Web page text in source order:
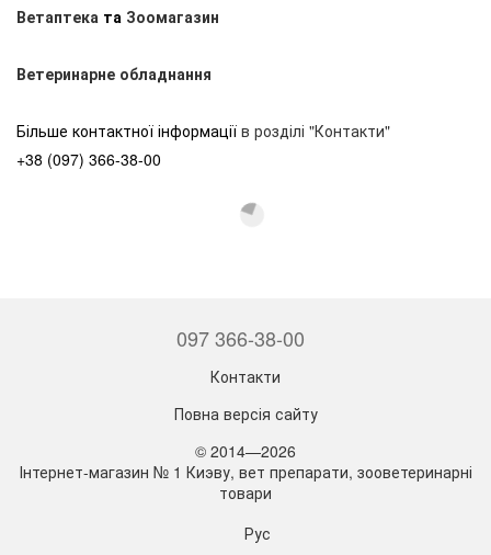
Ветаптека та Зоомагазин
Ветеринарне обладнання
Більше контактної інформації в розділі "Контакти"
+38 (097) 366-38-00
097 366-38-00
Контакти
Повна версія сайту
© 2014—2026
Інтернет-магазин № 1 Киэву, вет препарати, зооветеринарні
товари
Рус